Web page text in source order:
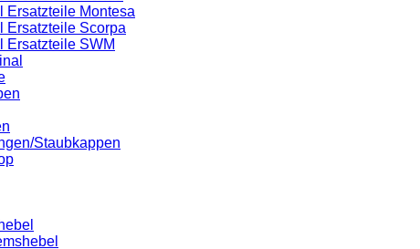
Ersatzteile Montesa
Ersatzteile Scorpa
Ersatzteile SWM
Staubkappen